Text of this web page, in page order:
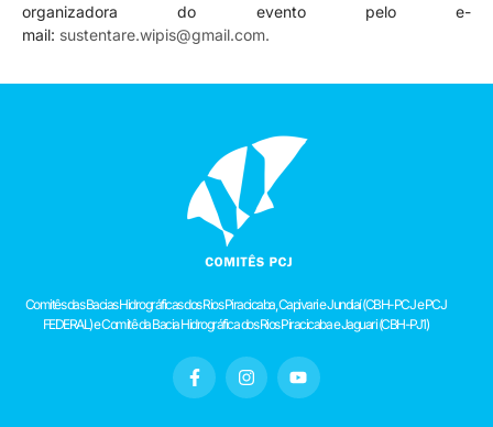
organizadora do evento pelo e-
mail: sustentare.wipis@gmail.com.
Comitês das Bacias Hidrográficas dos Rios Piracicaba, Capivari e Jundiaí (CBH-PCJ e PCJ
FEDERAL) e Comitê da Bacia Hidrográfica dos Rios Piracicaba e Jaguari (CBH-PJ1)